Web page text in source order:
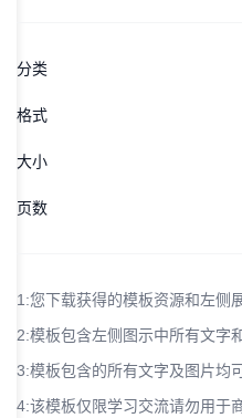
分类
格式
大小
页数
1:您下载获得的模板资源和左侧
2:模板包含左侧图示中所有文字
3:模板包含的所有文字及图片均
4:该模板仅限学习交流请勿用于